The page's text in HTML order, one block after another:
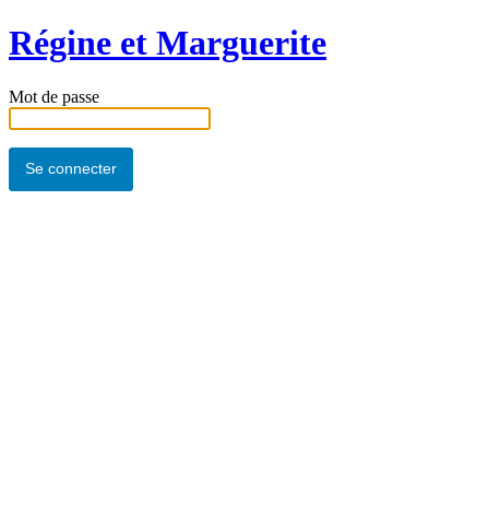
Régine et Marguerite
Mot de passe